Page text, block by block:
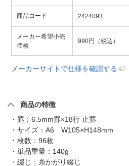
商品コード 2424093
メーカー希望小売
価格
990円（税込）
メーカーサイトで仕様を確認する
商品の特徴
・罫：6.5mm罫×18行 止罫
・サイズ：A6 W105×H148mm
・枚数：96枚
・単品重量：140g
・綴じ：糸かがり綴じ